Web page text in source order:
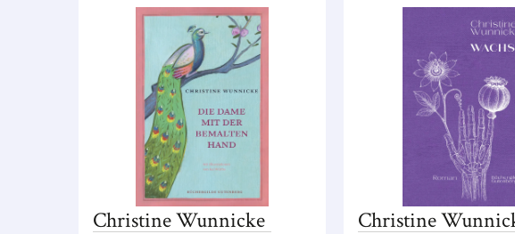
ChristineWunnicke Christine